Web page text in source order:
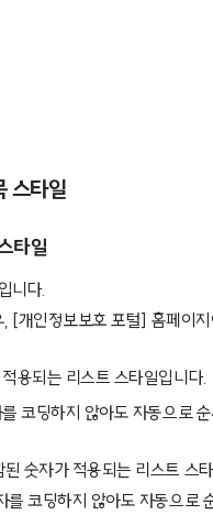
스타일
타일
니다.
, [개인정보보호 포털] 홈페이
용되는 리스트 스타일입니다.
코딩하지 않아도 자동으로
숫자가 적용되는 리스트 스
를 코딩하지 않아도 자동으로